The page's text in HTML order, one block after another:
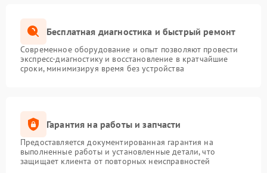
Бесплатная диагностика и быстрый ремонт
Современное оборудование и опыт позволяют провести
экспресс-диагностику и восстановление в кратчайшие
сроки, минимизируя время без устройства
Гарантия на работы и запчасти
Предоставляется документированная гарантия на
выполненные работы и установленные детали, что
защищает клиента от повторных неисправностей